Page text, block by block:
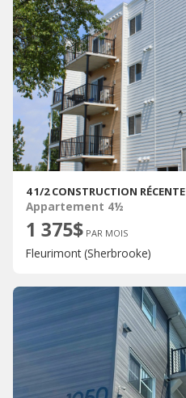
4 1/2 CONSTRUCTION RÉCENTE
Appartement 4½
1 375$ PAR MOIS
Fleurimont (Sherbrooke)